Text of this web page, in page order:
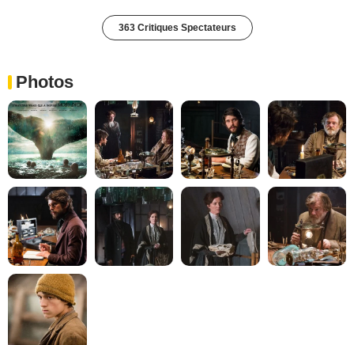
363 Critiques Spectateurs
Photos